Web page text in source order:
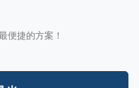
便捷的方案！